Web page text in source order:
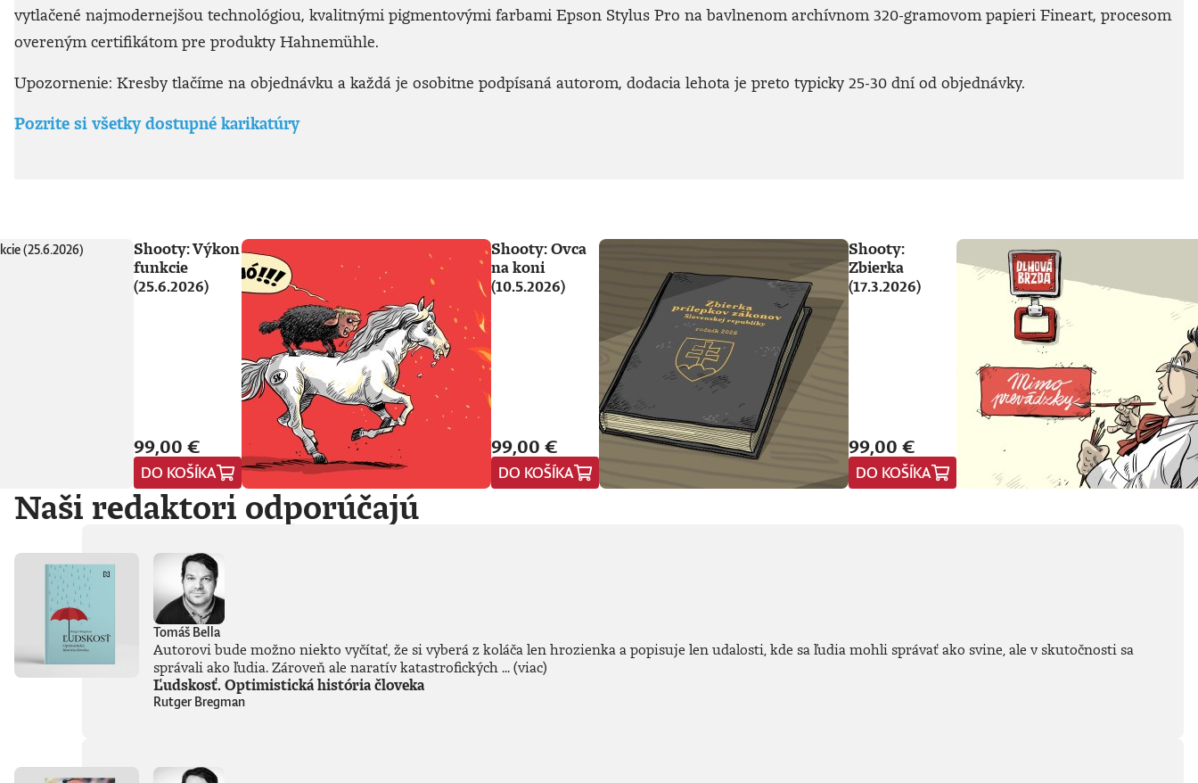
vytlačené najmodernejšou technológiou, kvalitnými pigmentovými farbami Epson Stylus Pro na bavlnenom archívnom 320-gramovom papieri Fineart, procesom
overeným certifikátom pre produkty Hahnemühle.
Upozornenie: Kresby tlačíme na objednávku a každá je osobitne podpísaná autorom, dodacia lehota je preto typicky 25-30 dní od objednávky.
Pozrite si všetky dostupné karikatúry
Shooty: Výkon
funkcie
(25.6.2026)
99,00 €
DO KOŠÍKA
Shooty: Ovca
na koni
(10.5.2026)
99,00 €
DO KOŠÍKA
Shooty:
Zbierka
(17.3.2026)
99,00 €
DO KOŠÍKA
Naši redaktori odporúčajú
Tomáš Bella
Autorovi bude možno niekto vyčítať, že si vyberá z koláča len hrozienka a popisuje len udalosti, kde sa ľudia mohli správať ako svine, ale v skutočnosti sa
správali ako ľudia. Zároveň ale naratív katastrofických ...(viac)
Ľudskosť. Optimistická história človeka
Rutger Bregman